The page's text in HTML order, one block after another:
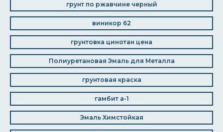
грунт по ржавчине черный
виникор 62
грунтовка цинотан цена
Полиуретановая Эмаль для Металла
грунтовая краска
гамбит а-1
Эмаль Химстойкая